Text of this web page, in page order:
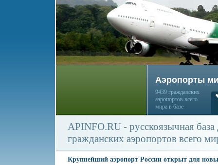
Аэропорты
9439 гражданских
аэропортов всего
мира в базе
APINFO.RU - русскоязычная
гражданских аэропортов всего
Крупнейший аэропорт России открыт для